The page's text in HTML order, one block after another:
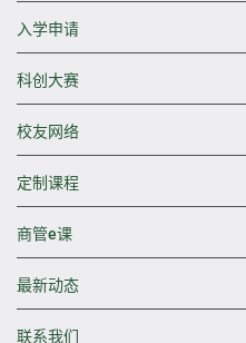
入学申请
科创大赛
校友网络
定制课程
商管e课
最新动态
联系我们